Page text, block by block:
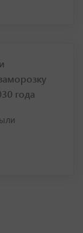
года